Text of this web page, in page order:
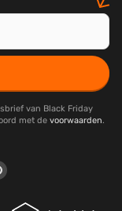
van Black Friday
met de voorwaarden.